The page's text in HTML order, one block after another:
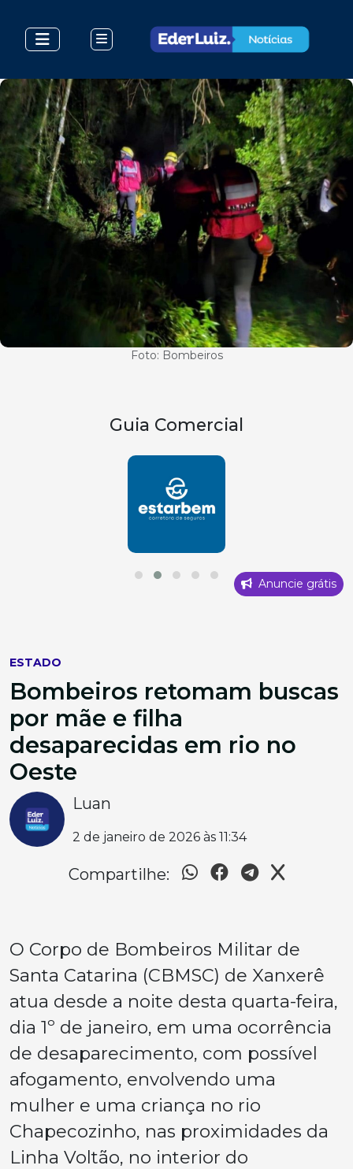
Foto: Bombeiros
Guia Comercial
Anuncie grátis
ESTADO
Bombeiros retomam buscas
por mãe e filha
desaparecidas em rio no
Oeste
Luan
2 de janeiro de 2026 às 11:34
Compartilhe:
O Corpo de Bombeiros Militar de
Santa Catarina (CBMSC) de Xanxerê
atua desde a noite desta quarta-feira,
dia 1º de janeiro, em uma ocorrência
de desaparecimento, com possível
afogamento, envolvendo uma
mulher e uma criança no rio
Chapecozinho, nas proximidades da
Linha Voltão, no interior do